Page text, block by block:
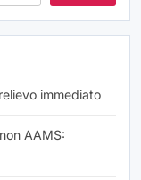
immediato
AAMS: